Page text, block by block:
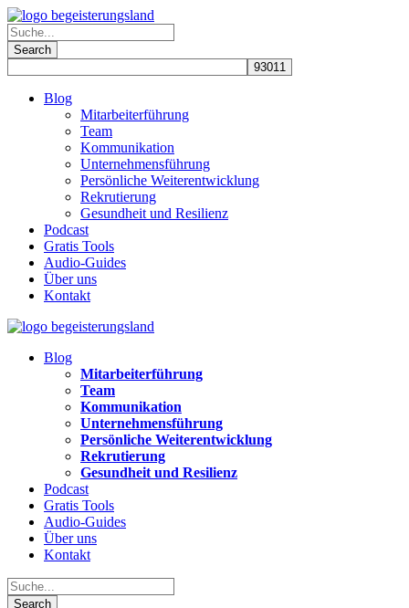
Blog
Mitarbeiterführung
Team
Kommunikation
Unternehmensführung
Persönliche Weiterentwicklung
Rekrutierung
Gesundheit und Resilienz
Podcast
Gratis Tools
Audio-Guides
Über uns
Kontakt
Blog
Mitarbeiterführung
Team
Kommunikation
Unternehmensführung
Persönliche Weiterentwicklung
Rekrutierung
Gesundheit und Resilienz
Podcast
Gratis Tools
Audio-Guides
Über uns
Kontakt